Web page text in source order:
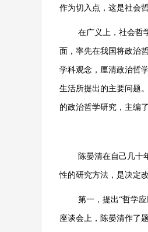
作为切入点，这是社会
在广义上，社会哲
面，率先在我国将政治
学科观念，厘清政治哲
生活所提出的主要问题
的政治哲学研究，主编
陈晏清在自己几十
性的研究方法，是决定
第一，提出“哲学
座谈会上，陈晏清作了